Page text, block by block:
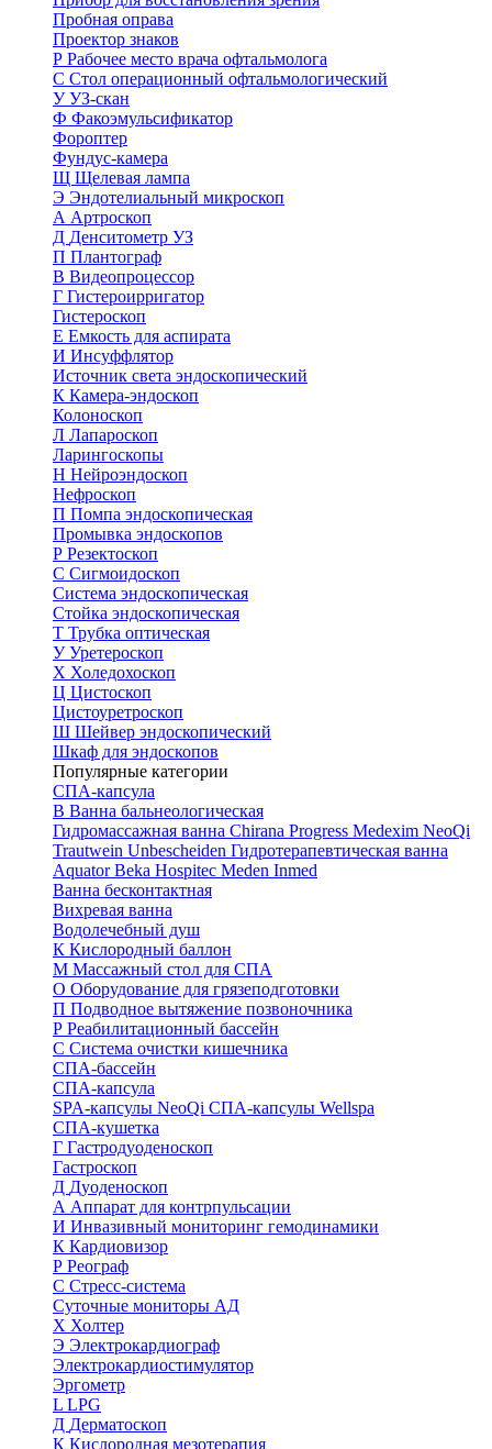
Пробная оправа
Проектор знаков
Р Рабочее место врача офтальмолога
С Стол операционный офтальмологический
УУЗ-скан
Ф Факоэмульсификатор
Фороптер
Фундус-камера
Щ Щелевая лампа
Э Эндотелиальный микроскоп
А Артроскоп
Д Денситометр УЗ
П Плантограф
В Видеопроцессор
Г Гистероирригатор
Гистероскоп
Е Емкость для аспирата
И Инсуффлятор
Источник света эндоскопический
К Камера-эндоскоп
Колоноскоп
Л Лапароскоп
Ларингоскопы
Н Нейроэндоскоп
Нефроскоп
П Помпа эндоскопическая
Промывка эндоскопов
Р Резектоскоп
С Сигмоидоскоп
Система эндоскопическая
Стойка эндоскопическая
Т Трубка оптическая
УУретероскоп
Х Холедохоскоп
Ц Цистоскоп
Цистоуретроскоп
Ш Шейвер эндоскопический
Шкаф для эндоскопов
Популярные категории
СПА-капсула
В Ванна бальнеологическая
Гидромассажная ванна Chirana Progress Medexim NeoQi
Trautwein Unbescheiden Гидротерапевтическая ванна
AquatorBeka Hospitec Meden Inmed
Ванна бесконтактная
Вихревая ванна
Водолечебный душ
К Кислородный баллон
М Массажный стол для СПА
О Оборудование для грязеподготовки
П Подводное вытяжение позвоночника
Р Реабилитационный бассейн
С Система очистки кишечника
СПА-бассейн
СПА-капсула
SPA-капсулы NeoQi СПА-капсулы Wellspa
СПА-кушетка
Г Гастродуоденоскоп
Гастроскоп
Д Дуоденоскоп
А Аппарат для контрпульсации
И Инвазивный мониторинг гемодинамики
К Кардиовизор
Р Реограф
С Стресс-система
Суточные мониторы АД
Х Холтер
Э Электрокардиограф
Электрокардиостимулятор
Эргометр
L LPG
Д Дерматоскоп
К Кислородная мезотерапия